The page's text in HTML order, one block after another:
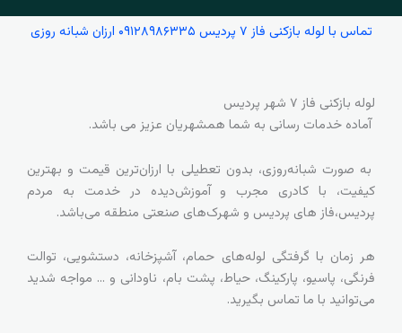
تماس با لوله بازکنی فاز ۷ پردیس ۰۹۱۲۸۹۸۶۳۳۵ ارزان شبانه روزی
لوله بازکنی فاز ۷ شهر پردیس
آماده خدمات رسانی به شما همشهریان عزیز می باشد.
به صورت شبانه‌روزی، بدون تعطیلی با ارزان‌ترین قیمت و بهترین
کیفیت، با کادری مجرب و آموزش‌دیده در خدمت به مردم
پردیس،فاز های پردیس و شهرک‌های صنعتی منطقه می‌باشد.
هر زمان با گرفتگی لوله‌های حمام، آشپزخانه، دستشویی، توالت
فرنگی، پاسیو، پارکینگ، حیاط، پشت بام، ناودانی و … مواجه شدید
می‌توانید با ما تماس بگیرید.